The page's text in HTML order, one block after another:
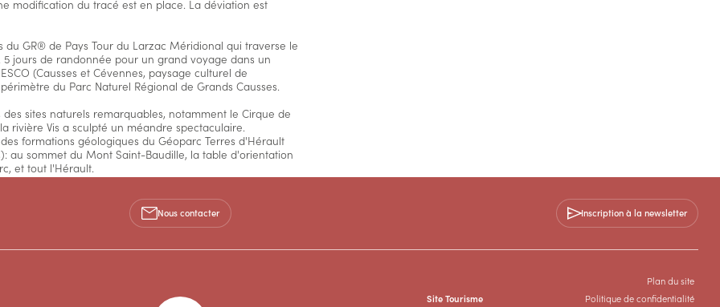
modification du tracé est en place. La déviation est
GR® de Pays Tour du Larzac Méridional qui traverse le
5 jours de randonnée pour un grand voyage dans un
(Causses et Cévennes, paysage culturel de
du Parc Naturel Régional de Grands Causses.
sites naturels remarquables, notamment le Cirque de
rivière Vis a sculpté un méandre spectaculaire.
formations géologiques du Géoparc Terres d'Hérault
au sommet du Mont Saint-Baudille, la table d'orientation
et tout l'Hérault.
la Vacquerie... Sur la dernière étape, la visite de la Cité
Nous contacter Inscription à la newsletter
Site Tourisme
Plan du site
Politique de confidentialité